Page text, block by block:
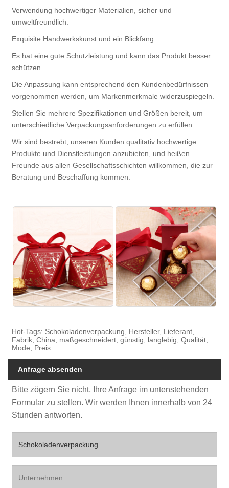
Verwendung hochwertiger Materialien, sicher und
umweltfreundlich.
Exquisite Handwerkskunst und ein Blickfang.
Es hat eine gute Schutzleistung und kann das Produkt besser
schützen.
Die Anpassung kann entsprechend den Kundenbedürfnissen
vorgenommen werden, um Markenmerkmale widerzuspiegeln.
Stellen Sie mehrere Spezifikationen und Größen bereit, um
unterschiedliche Verpackungsanforderungen zu erfüllen.
Wir sind bestrebt, unseren Kunden qualitativ hochwertige
Produkte und Dienstleistungen anzubieten, und heißen
Freunde aus allen Gesellschaftsschichten willkommen, die zur
Beratung und Beschaffung kommen.
Hot-Tags: Schokoladenverpackung, Hersteller, Lieferant,
Fabrik, China, maßgeschneidert, günstig, langlebig, Qualität,
Mode, Preis
Anfrage absenden
Bitte zögern Sie nicht, Ihre Anfrage im untenstehenden
Formular zu stellen. Wir werden Ihnen innerhalb von 24
Stunden antworten.